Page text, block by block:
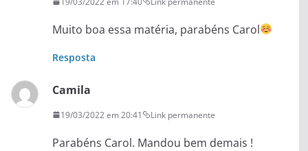
Muito boa essa matéria, parabéns Carol
Resposta
Camila
19/03/2022 em 20:41 Link permanente
Parabéns Carol. Mandou bem demais !